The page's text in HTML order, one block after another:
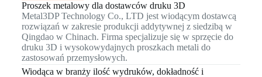
Proszek metalowy dla dostawców druku 3D
Metal3DP Technology Co., LTD jest wiodącym dostawcą
rozwiązań w zakresie produkcji addytywnej z siedzibą w
Qingdao w Chinach. Firma specjalizuje się w sprzęcie do
druku 3D i wysokowydajnych proszkach metali do
zastosowań przemysłowych.
Wiodąca w branży ilość wydruków, dokładność i